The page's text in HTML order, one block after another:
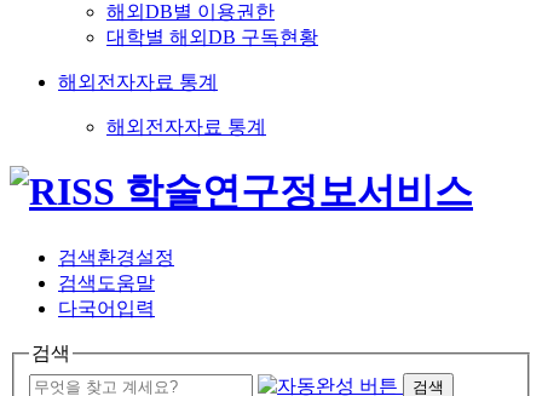
해외DB별 이용권한
대학별 해외DB 구독현황
해외전자자료 통계
해외전자자료 통계
검색환경설정
검색도움말
다국어입력
검색
검색